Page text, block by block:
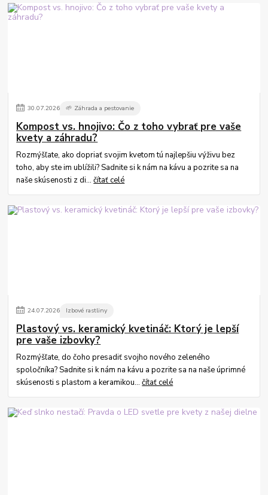
30.07.2026 🌱 Záhrada a pestovanie
Kompost vs. hnojivo: Čo z toho vybrať pre vaše
kvety a záhradu?
Rozmýšľate, ako dopriať svojim kvetom tú najlepšiu výživu bez
toho, aby ste im ublížili? Sadnite si k nám na kávu a pozrite sa na
naše skúsenosti z di...čítať celé
24.07.2026 Izbové rastliny
Plastový vs. keramický kvetináč: Ktorý je lepší
pre vaše izbovky?
Rozmýšľate, do čoho presadiť svojho nového zeleného
spoločníka? Sadnite si k nám na kávu a pozrite sa na naše úprimné
skúsenosti s plastom a keramikou...čítať celé